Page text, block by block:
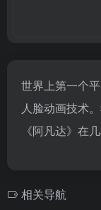
世界上第一个
人脸动画技术
《阿凡达》在
相关导航